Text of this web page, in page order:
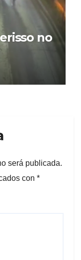
no
será publicada.
con *